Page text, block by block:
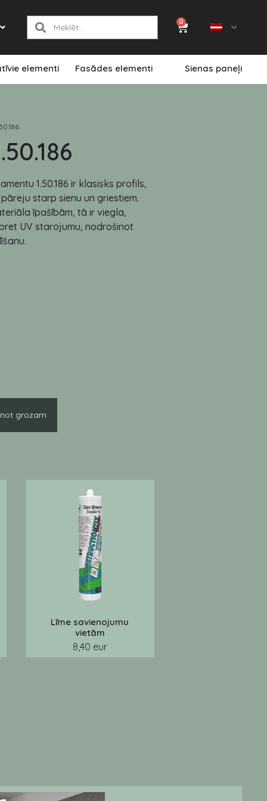
0
elementi Fasādes elementi Sienas paneļi
1.50.186 ir klasisks profils,
starp sienu un griestiem.
īpašībām, tā ir viegla,
UV starojumu, nodrošinot
grozam
Līme savienojumu
vietām
8,40 eur